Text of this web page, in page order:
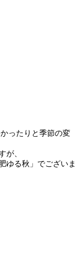
ったりと季節の変
が、
ゆる秋」でございま